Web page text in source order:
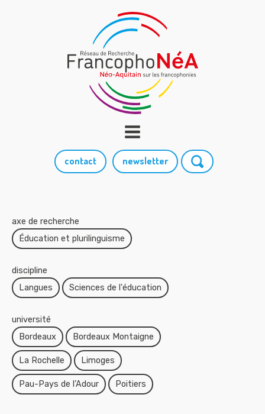
contact newsletter
axe de recherche
Éducation et plurilinguisme
discipline
Langues
Sciences de l'éducation
université
Bordeaux
Bordeaux Montaigne
La Rochelle Limoges
Pau-Pays de l’Adour Poitiers